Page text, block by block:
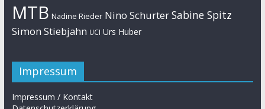
MTB Nadine Rieder Nino SchurterSabine Spitz
Simon Stiebjahn UCI Urs Huber
Impressum
Impressum / Kontakt